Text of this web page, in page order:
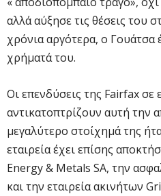
αλλά αύξησε τις θέσεις του
χρόνια αργότερα, ο Γουάτσα
χρήματά του.
Οι επενδύσεις της Fairfax σε
αντικατοπτρίζουν αυτή την
μεγαλύτερο στοίχημά της
εταιρεία έχει επίσης
Energy & Metals SA, την
και την εταιρεία ακινήτων